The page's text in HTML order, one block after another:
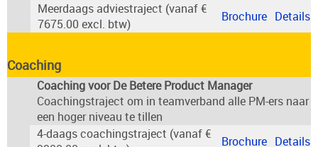
Meerdaags adviestraject (vanaf €
7675.00 excl. btw)
Brochure Details
Coaching
Coaching voor De Betere Product Manager
Coachingstraject om in teamverband alle PM-ers naar
een hoger niveau te tillen
4-daags coachingstraject (vanaf €
Brochure Details